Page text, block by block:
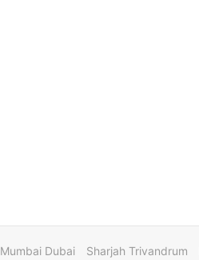
Sharjah Trivandrum
Mumbai Dubai